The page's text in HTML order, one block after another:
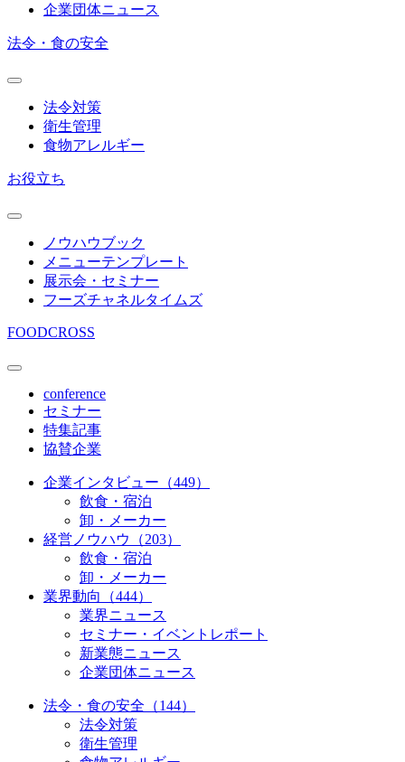
企業団体ニュース
法令・食の安全
法令対策
衛生管理
食物アレルギー
お役立ち
ノウハウブック
メニューテンプレート
展示会・セミナー
フーズチャネルタイムズ
FOODCROSS
conference
セミナー
特集記事
協賛企業
企業インタビュー（449）
飲食・宿泊
卸・メーカー
経営ノウハウ（203）
飲食・宿泊
卸・メーカー
業界動向（444）
業界ニュース
セミナー・イベントレポート
新業態ニュース
企業団体ニュース
法令・食の安全（144）
法令対策
衛生管理